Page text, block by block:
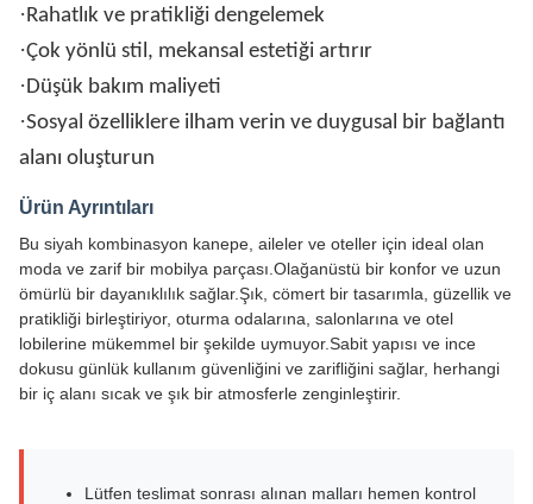
·Rahatlık ve pratikliği dengelemek
·Çok yönlü stil, mekansal estetiği artırır
·Düşük bakım maliyeti
·Sosyal özelliklere ilham verin ve duygusal bir bağlantı
alanı oluşturun
Ürün Ayrıntıları
Bu siyah kombinasyon kanepe, aileler ve oteller için ideal olan
moda ve zarif bir mobilya parçası.Olağanüstü bir konfor ve uzun
ömürlü bir dayanıklılık sağlar.Şık, cömert bir tasarımla, güzellik ve
pratikliği birleştiriyor, oturma odalarına, salonlarına ve otel
lobilerine mükemmel bir şekilde uymuyor.Sabit yapısı ve ince
dokusu günlük kullanım güvenliğini ve zarifliğini sağlar, herhangi
bir iç alanı sıcak ve şık bir atmosferle zenginleştirir.
Lütfen teslimat sonrası alınan malları hemen kontrol